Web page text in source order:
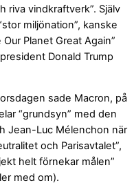
riva vindkraftverk”. Själv
miljönation”, kanske
Planet Great Again”
Donald Trump
sade Macron, på
“grundsyn” med den
Jean-Luc Mélenchon när
och Parisavtalet”,
helt förnekar målen”
med om).